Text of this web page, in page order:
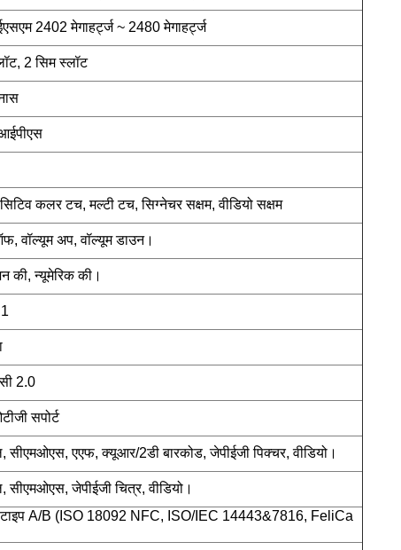
2402 मेगाहर्ट्ज ~ 2480 मेगाहर्ट्ज
2 सिम स्लॉट
कलर टच, मल्टी टच, सिग्नेचर सक्षम, वीडियो सक्षम
वॉल्यूम अप, वॉल्यूम डाउन।
की, न्यूमेरिक की।
2.0
सपोर्ट
सीएमओएस, एएफ, क्यूआर/2डी बारकोड, जेपीईजी पिक्चर, वीडियो।
सीएमओएस, जेपीईजी चित्र, वीडियो।
A/B (ISO 18092 NFC, ISO/IEC 14443&7816, FeliCa